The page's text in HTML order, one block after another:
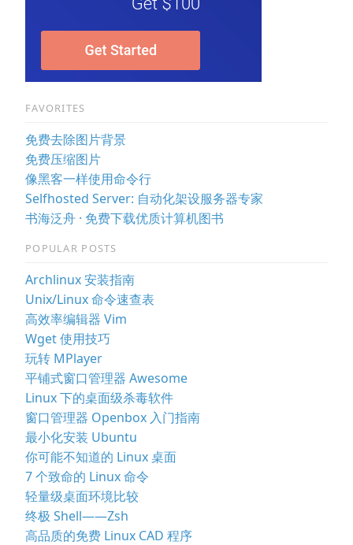
FAVORITES
免费去除图片背景
免费压缩图片
像黑客一样使用命令行
Selfhosted Server: 自动化架设服务器专家
书海泛舟 · 免费下载优质计算机图书
POPULAR POSTS
Archlinux 安装指南
Unix/Linux 命令速查表
高效率编辑器 Vim
Wget 使用技巧
玩转 MPlayer
平铺式窗口管理器 Awesome
Linux 下的桌面级杀毒软件
窗口管理器 Openbox 入门指南
最小化安装 Ubuntu
你可能不知道的 Linux 桌面
7 个致命的 Linux 命令
轻量级桌面环境比较
终极 Shell——Zsh
高品质的免费 Linux CAD 程序